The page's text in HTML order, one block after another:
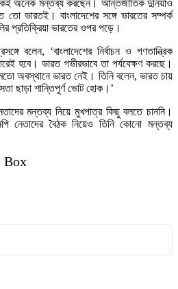
অনেক মন্তব্য করছেন। আন্তর্জাতিক দুনিয়াও
ভারতই। বাংলাদেশের সঙ্গে ভারতের সম্পর্ক
প্রতিক্রিয়া ভারতের ওপর পড়ে।
বলেন, ‘বাংলাদেশের নির্বাচন ও গণতান্ত্রিক
হবে। ভারত গভীরভাবে তা পর্যবেক্ষণ করছে।
অবস্থানে ভারত নেই। তিনি বলেন, ভারত চায়
ছাড়া শান্তিপূর্ণ ভোট হোক।’
মন্তব্য নিয়ে মুখপাত্র কিছু বলতে চাননি।
নেতাদের বৈঠক নিয়েও তিনি কোনো মন্তব্য
Box